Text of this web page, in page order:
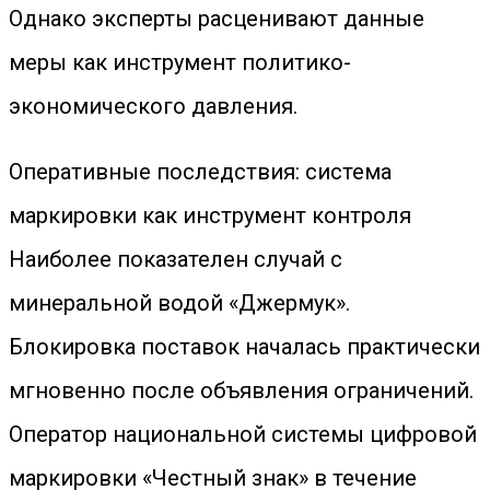
Однако эксперты расценивают данные
меры как инструмент политико-
экономического давления.
Оперативные последствия: система
маркировки как инструмент контроля
Наиболее показателен случай с
минеральной водой «Джермук».
Блокировка поставок началась практически
мгновенно после объявления ограничений.
Оператор национальной системы цифровой
маркировки «Честный знак» в течение